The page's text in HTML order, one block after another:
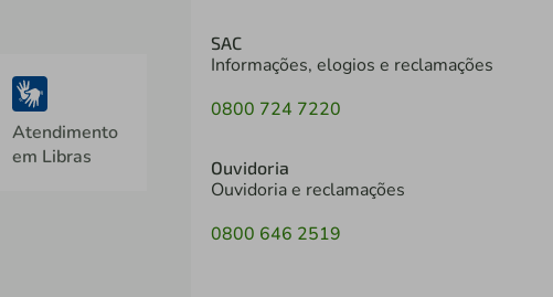
Atendimento
em Libras
SAC
Informações, elogios e reclamações
0800 724 7220
Ouvidoria
Ouvidoria e reclamações
0800 646 2519